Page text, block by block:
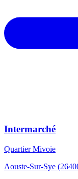
Intermarché
Quartier Mivoie
Aouste-Sur-Sye